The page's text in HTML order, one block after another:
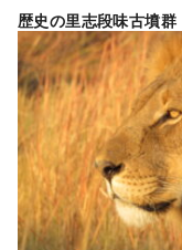
歴史の里志段味古墳群